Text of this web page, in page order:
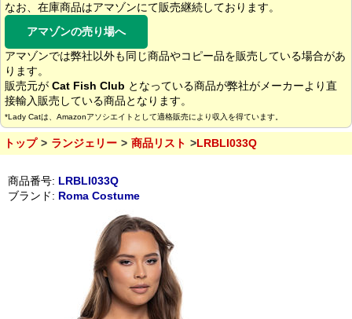
なお、在庫商品はアマゾンにて販売継続しております。
アマゾンの売り場へ
アマゾンでは弊社以外も同じ商品やコピー品を販売している場合があ
ります。
販売元が Cat Fish Club となっている商品が弊社がメーカーより直
接輸入販売している商品となります。
*Lady Catは、Amazonアソシエイトとして適格販売により収入を得ています。
トップ ランジェリー 商品リスト LRBLI033Q
商品番号: LRBLI033Q
ブランド: Roma Costume